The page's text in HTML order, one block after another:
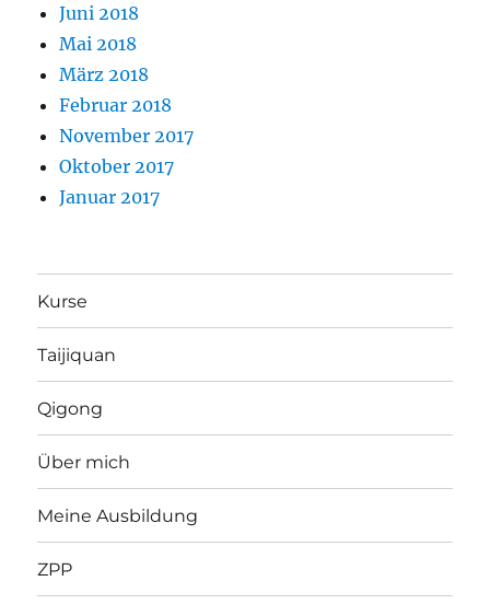
Juni 2018
Mai 2018
März 2018
Februar 2018
November 2017
Oktober 2017
Januar 2017
Kurse
Taijiquan
Qigong
Über mich
Meine Ausbildung
ZPP